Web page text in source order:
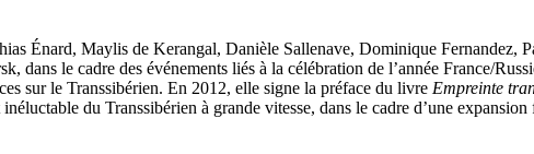
Énard, Maylis de Kerangal, Danièle Sallenave, Dominique Fernandez,
dans le cadre des événements liés à la célébration de l’année France/
sur le Transsibérien. En 2012, elle signe la préface du livre Empreinte
du Transsibérien à grande vitesse, dans le cadre d’une